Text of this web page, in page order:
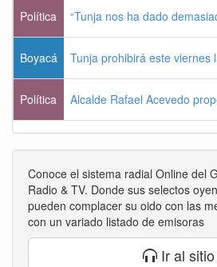
Política “Tunja nos ha dado
Boyacá Tunja prohibirá este viernes
Política Alcalde Rafael Acevedo
Conoce el sistema radial Online del
Radio & TV. Donde sus selectos
pueden complacer su oido con las
con un variado listado de emisoras
Ir al sitio